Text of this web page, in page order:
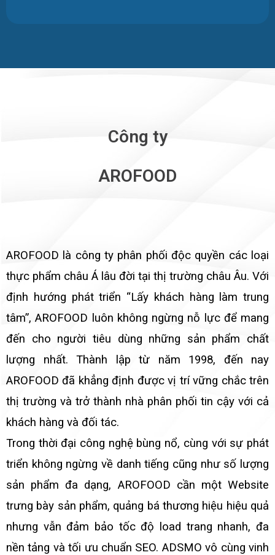
Công ty
AROFOOD
AROFOOD là công ty phân phối độc quyền các loại
thực phẩm châu Á lâu đời tại thị trường châu Âu. Với
định hướng phát triển “Lấy khách hàng làm trung
tâm”, AROFOOD luôn không ngừng nỗ lực để mang
đến cho người tiêu dùng những sản phẩm chất
lượng nhất. Thành lập từ năm 1998, đến nay
AROFOOD đã khẳng định được vị trí vững chắc trên
thị trường và trở thành nhà phân phối tin cậy với cả
khách hàng và đối tác.
Trong thời đại công nghệ bùng nổ, cùng với sự phát
triển không ngừng về danh tiếng cũng như số lượng
sản phẩm đa dạng, AROFOOD cần một Website
trưng bày sản phẩm, quảng bá thương hiệu hiệu quả
nhưng vẫn đảm bảo tốc độ load trang nhanh, đa
nền tảng và tối ưu chuẩn SEO. ADSMO vô cùng vinh